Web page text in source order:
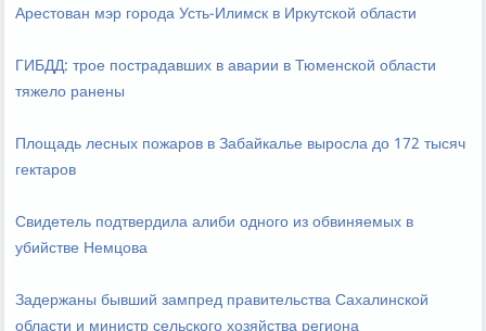
Арестован мэр города Усть-Илимск в Иркутской области
ГИБДД: трое пострадавших в аварии в Тюменской области
тяжело ранены
Площадь лесных пожаров в Забайкалье выросла до 172 тысяч
гектаров
Свидетель подтвердила алиби одного из обвиняемых в
убийстве Немцова
Задержаны бывший зампред правительства Сахалинской